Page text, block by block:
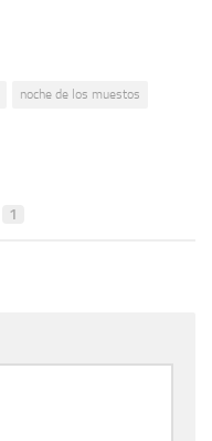
noche de los muestos
1